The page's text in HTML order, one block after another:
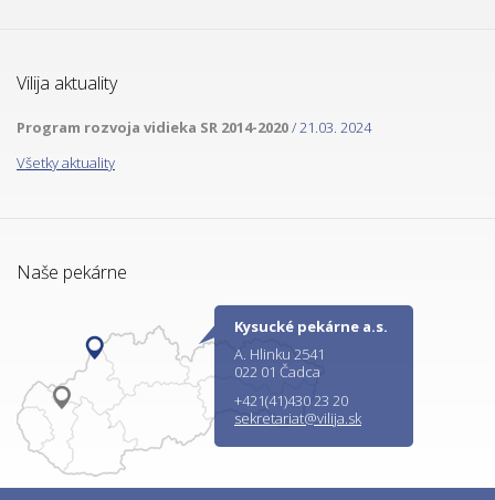
Vilija aktuality
Program rozvoja vidieka SR 2014-2020/ 21.03. 2024
Všetky aktuality
Naše pekárne
Kysucké pekárne a.s.
A. Hlinku 2541
022 01 Čadca
+421(41)430 23 20
sekretariat@vilija.sk